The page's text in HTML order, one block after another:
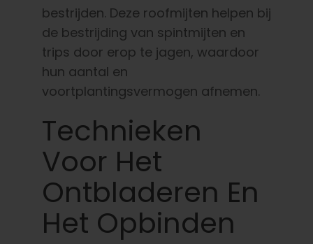
bestrijden. Deze roofmijten helpen bij
de bestrijding van spintmijten en
trips door erop te jagen, waardoor
hun aantal en
voortplantingsvermogen afnemen.
Technieken
Voor Het
Ontbladeren En
Het Opbinden